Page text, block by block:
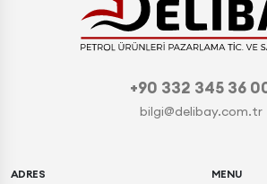
+90 332 345 36
bilgi@delibay.com.tr
ADRES MENU